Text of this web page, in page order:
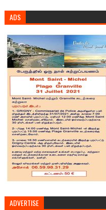
ADS
ADVERTISE